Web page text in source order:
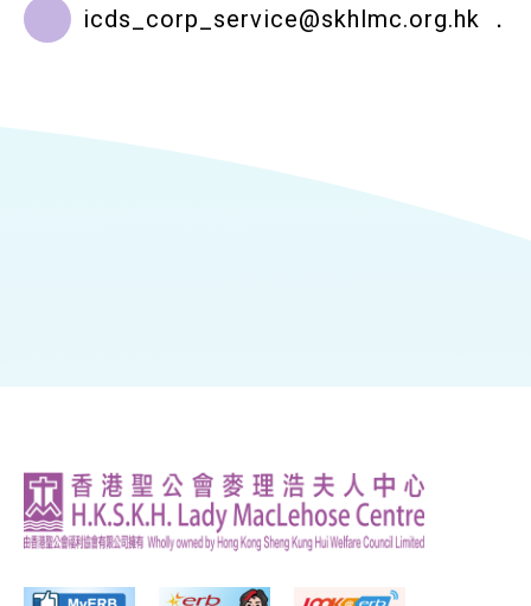
icds_corp_service@skhlmc.org.hk ．